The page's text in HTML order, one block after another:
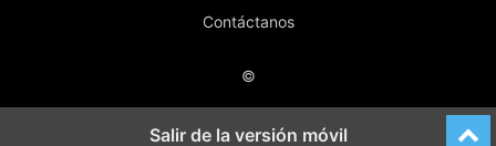
Contáctanos
©
Salir de la versión móvil